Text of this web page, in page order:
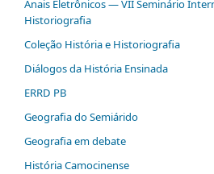
Anais Eletrônicos — VII Seminário
Historiografia
Coleção História e Historiografia
Diálogos da História Ensinada
ERRD PB
Geografia do Semiárido
Geografia em debate
História Camocinense